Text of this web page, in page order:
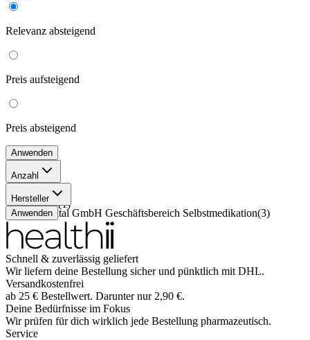
Relevanz absteigend
Preis aufsteigend
Preis absteigend
Anwenden
Anzahl
30 Stück (2
15 Stück(1)
Hersteller
Bayer Vital GmbH Geschäftsbereich Selbstmedikation(3)
Anwenden
Schnell & zuverlässig geliefert
Wir liefern deine Bestellung sicher und pünktlich mit DHL.
Versandkostenfrei
ab 25 € Bestellwert. Darunter nur 2,90 €.
Deine Bedürfnisse im Fokus
Wir prüfen für dich wirklich jede Bestellung pharmazeutisch.
Service